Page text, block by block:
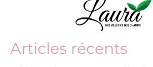
Articles récents